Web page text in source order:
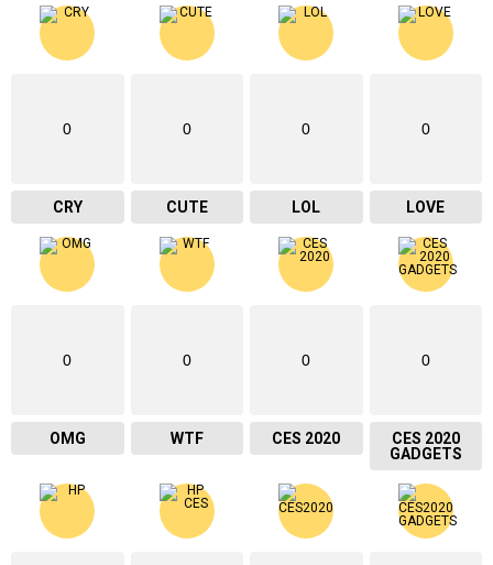
0
CRY
0
CUTE
0
LOL
0
LOVE
0
OMG
0
WTF
0
CES 2020
0
CES 2020
GADGETS